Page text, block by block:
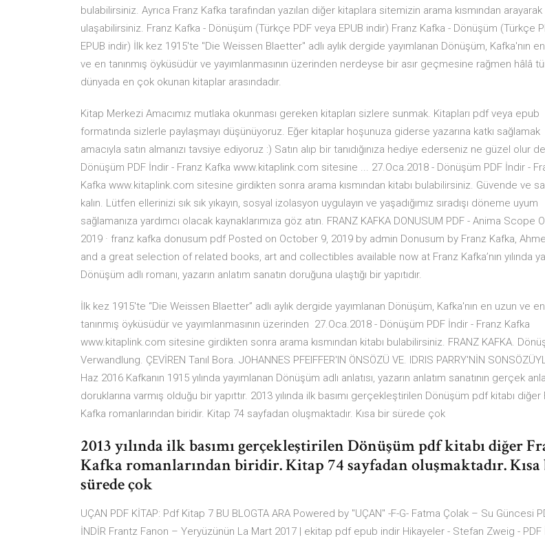
bulabilirsiniz. Ayrıca Franz Kafka tarafından yazılan diğer kitaplara sitemizin arama kısmından arayarak
ulaşabilirsiniz. Franz Kafka - Dönüşüm (Türkçe PDF veya EPUB indir) Franz Kafka - Dönüşüm (Türkçe
EPUB indir) İlk kez 1915'te "Die Weissen Blaetter" adlı aylık dergide yayımlanan Dönüşüm, Kafka'nın
ve en tanınmış öyküsüdür ve yayımlanmasının üzerinden nerdeyse bir asır geçmesine rağmen hâlâ
dünyada en çok okunan kitaplar arasındadır.
Kitap Merkezi Amacımız mutlaka okunması gereken kitapları sizlere sunmak. Kitapları pdf veya epub
formatında sizlerle paylaşmayı düşünüyoruz. Eğer kitaplar hoşunuza giderse yazarına katkı sağlamak
amacıyla satın almanızı tavsiye ediyoruz :) Satın alıp bir tanıdığınıza hediye ederseniz ne güzel olur
Dönüşüm PDF İndir - Franz Kafka www.kitaplink.com sitesine ... 27.Oca.2018 - Dönüşüm PDF İndir -
Kafka www.kitaplink.com sitesine girdikten sonra arama kısmından kitabı bulabilirsiniz. Güvende ve
kalın. Lütfen ellerinizi sık sık yıkayın, sosyal izolasyon uygulayın ve yaşadığımız sıradışı döneme uyum
sağlamanıza yardımcı olacak kaynaklarımıza göz atın. FRANZ KAFKA DONUSUM PDF - Anima Scope
2019 · franz kafka donusum pdf Posted on October 9, 2019 by admin Donusum by Franz Kafka,
and a great selection of related books, art and collectibles available now at Franz Kafka’nın yılında
Dönüşüm adlı romanı, yazarın anlatım sanatın doruğuna ulaştığı bir yapıtıdır.
İlk kez 1915'te “Die Weissen Blaetter” adlı aylık dergide yayımlanan Dönüşüm, Kafka'nın en uzun ve en
tanınmış öyküsüdür ve yayımlanmasının üzerinden 27.Oca.2018 - Dönüşüm PDF İndir - Franz Kafka
www.kitaplink.com sitesine girdikten sonra arama kısmından kitabı bulabilirsiniz. FRANZ KAFKA.
Verwandlung. ÇEVİREN Tanıl Bora. JOHANNES PFEIFFER'IN ÖNSÖZÜ VE. IDRIS PARRY'NİN
Haz 2016 Kafkanın 1915 yılında yayımlanan Dönüşüm adlı anlatısı, yazarın anlatım sanatının gerçek
doruklarına varmış olduğu bir yapıttır. 2013 yılında ilk basımı gerçekleştirilen Dönüşüm pdf kitabı diğer
Kafka romanlarından biridir. Kitap 74 sayfadan oluşmaktadır. Kısa bir sürede çok
2013 yılında ilk basımı gerçekleştirilen Dönüşüm pdf kitabı diğer
Kafka romanlarından biridir. Kitap 74 sayfadan oluşmaktadır.
sürede çok
UÇAN PDF KİTAP: Pdf Kitap 7 BU BLOGTA ARA Powered by "UÇAN" -F-G- Fatma Çolak – Su Güncesi
İNDİR Frantz Fanon – Yeryüzünün La Mart 2017 | ekitap pdf epub indir Hikayeler - Stefan Zweig - PDF